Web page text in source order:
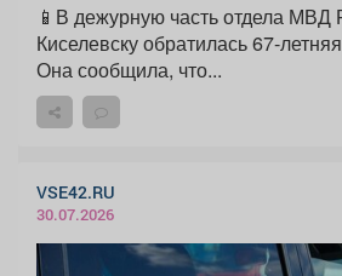
📱В дежурную часть отдела МВД
Киселевску обратилась 67-
Она сообщила, что...
VSE42.RU
30.07.2026